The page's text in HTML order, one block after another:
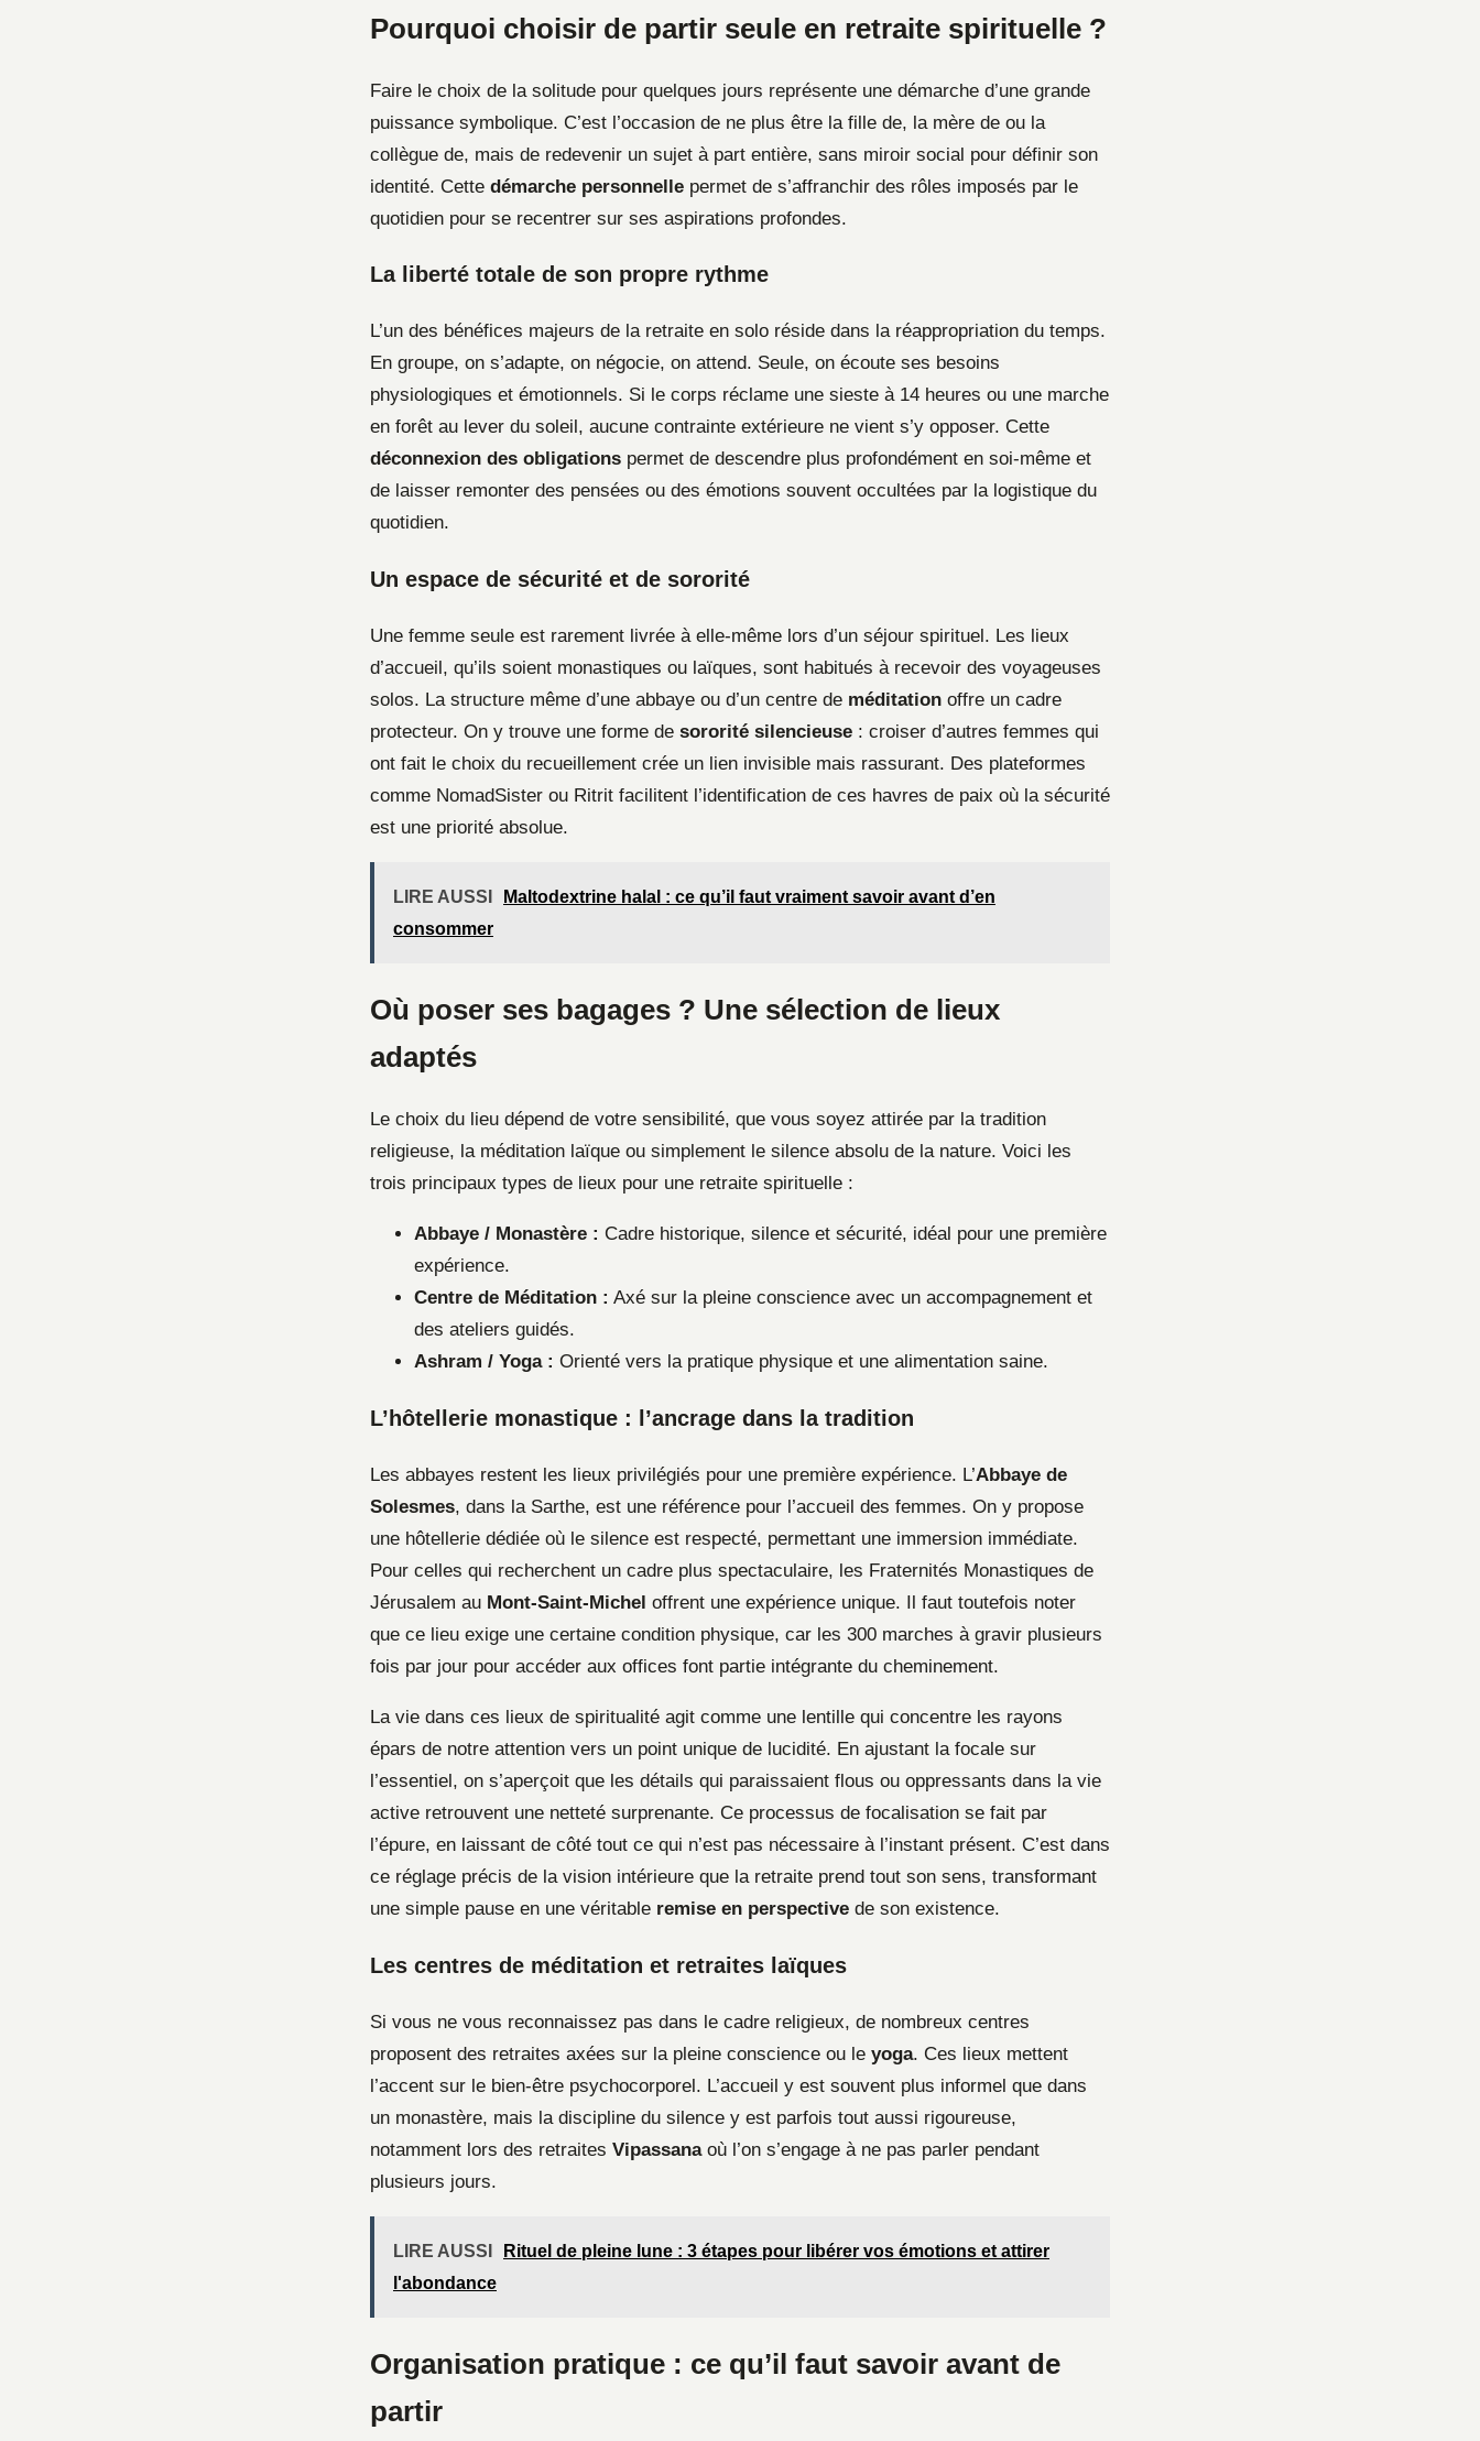
Pourquoi choisir de partir seule en retraite spirituelle ?
Faire le choix de la solitude pour quelques jours représente une démarche d’une grande
puissance symbolique. C’est l’occasion de ne plus être la fille de, la mère de ou la
collègue de, mais de redevenir un sujet à part entière, sans miroir social pour définir son
identité. Cette démarche personnelle permet de s’affranchir des rôles imposés par le
quotidien pour se recentrer sur ses aspirations profondes.
La liberté totale de son propre rythme
L’un des bénéfices majeurs de la retraite en solo réside dans la réappropriation du temps.
En groupe, on s’adapte, on négocie, on attend. Seule, on écoute ses besoins
physiologiques et émotionnels. Si le corps réclame une sieste à 14 heures ou une marche
en forêt au lever du soleil, aucune contrainte extérieure ne vient s’y opposer. Cette
déconnexion des obligations permet de descendre plus profondément en soi-même et
de laisser remonter des pensées ou des émotions souvent occultées par la logistique du
quotidien.
Un espace de sécurité et de sororité
Une femme seule est rarement livrée à elle-même lors d’un séjour spirituel. Les lieux
d’accueil, qu’ils soient monastiques ou laïques, sont habitués à recevoir des voyageuses
solos. La structure même d’une abbaye ou d’un centre de méditation offre un cadre
protecteur. On y trouve une forme de sororité silencieuse : croiser d’autres femmes qui
ont fait le choix du recueillement crée un lien invisible mais rassurant. Des plateformes
comme NomadSister ou Ritrit facilitent l’identification de ces havres de paix où la sécurité
est une priorité absolue.
LIRE AUSSI
Maltodextrine halal : ce qu’il faut vraiment savoir avant d’en
consommer
Où poser ses bagages ? Une sélection de lieux
adaptés
Le choix du lieu dépend de votre sensibilité, que vous soyez attirée par la tradition
religieuse, la méditation laïque ou simplement le silence absolu de la nature. Voici les
trois principaux types de lieux pour une retraite spirituelle :
Abbaye / Monastère : Cadre historique, silence et sécurité, idéal pour une première
expérience.
Centre de Méditation : Axé sur la pleine conscience avec un accompagnement et
des ateliers guidés.
Ashram / Yoga : Orienté vers la pratique physique et une alimentation saine.
L’hôtellerie monastique : l’ancrage dans la tradition
Les abbayes restent les lieux privilégiés pour une première expérience. L’Abbaye de
Solesmes, dans la Sarthe, est une référence pour l’accueil des femmes. On y propose
une hôtellerie dédiée où le silence est respecté, permettant une immersion immédiate.
Pour celles qui recherchent un cadre plus spectaculaire, les Fraternités Monastiques de
Jérusalem au Mont-Saint-Michel offrent une expérience unique. Il faut toutefois noter
que ce lieu exige une certaine condition physique, car les 300 marches à gravir plusieurs
fois par jour pour accéder aux offices font partie intégrante du cheminement.
La vie dans ces lieux de spiritualité agit comme une lentille qui concentre les rayons
épars de notre attention vers un point unique de lucidité. En ajustant la focale sur
l’essentiel, on s’aperçoit que les détails qui paraissaient flous ou oppressants dans la vie
active retrouvent une netteté surprenante. Ce processus de focalisation se fait par
l’épure, en laissant de côté tout ce qui n’est pas nécessaire à l’instant présent. C’est dans
ce réglage précis de la vision intérieure que la retraite prend tout son sens, transformant
une simple pause en une véritable remise en perspective de son existence.
Les centres de méditation et retraites laïques
Si vous ne vous reconnaissez pas dans le cadre religieux, de nombreux centres
proposent des retraites axées sur la pleine conscience ou le yoga. Ces lieux mettent
l’accent sur le bien-être psychocorporel. L’accueil y est souvent plus informel que dans
un monastère, mais la discipline du silence y est parfois tout aussi rigoureuse,
notamment lors des retraites Vipassanaoù l’on s’engage à ne pas parler pendant
plusieurs jours.
LIRE AUSSI
Rituel de pleine lune : 3 étapes pour libérer vos émotions et attirer
l'abondance
Organisation pratique : ce qu’il faut savoir avant de
partir